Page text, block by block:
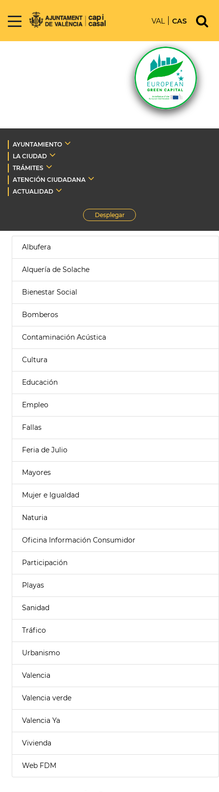
VAL CAS
AYUNTAMIENTO
LA CIUDAD
TRÁMITES
ATENCIÓN CIUDADANA
ACTUALIDAD
Desplegar
Albufera
Alquería de Solache
Bienestar Social
Bomberos
Contaminación Acústica
Cultura
Educación
Empleo
Fallas
Feria de Julio
Mayores
Mujer e Igualdad
Naturia
Oficina Información Consumidor
Participación
Playas
Sanidad
Tráfico
Urbanismo
Valencia
Valencia verde
Valencia Ya
Vivienda
Web FDM